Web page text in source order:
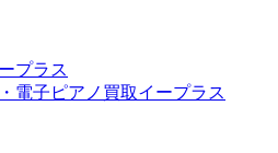
プラス
電子ピアノ買取イープラス